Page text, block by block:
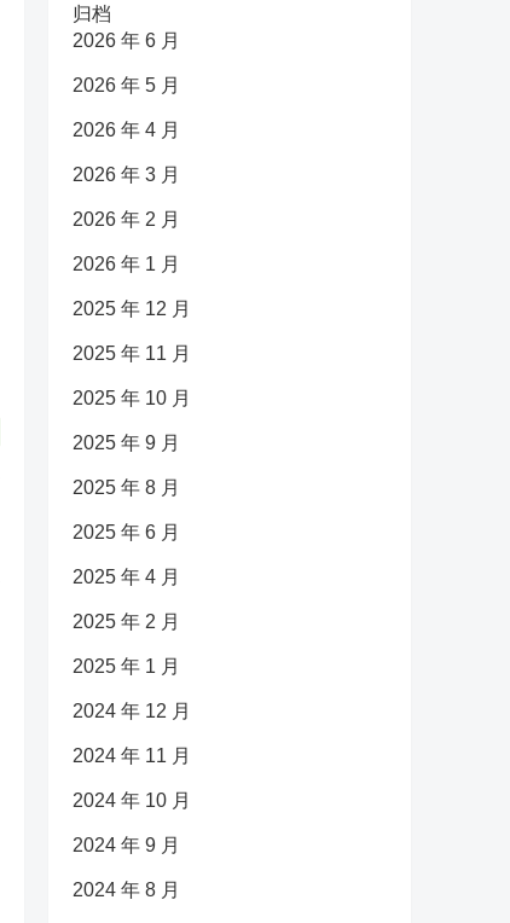
归档
2026 年 6 月
2026 年 5 月
2026 年 4 月
2026 年 3 月
2026 年 2 月
2026 年 1 月
2025 年 12 月
2025 年 11 月
2025 年 10 月
2025 年 9 月
2025 年 8 月
2025 年 6 月
2025 年 4 月
2025 年 2 月
2025 年 1 月
2024 年 12 月
2024 年 11 月
2024 年 10 月
2024 年 9 月
2024 年 8 月